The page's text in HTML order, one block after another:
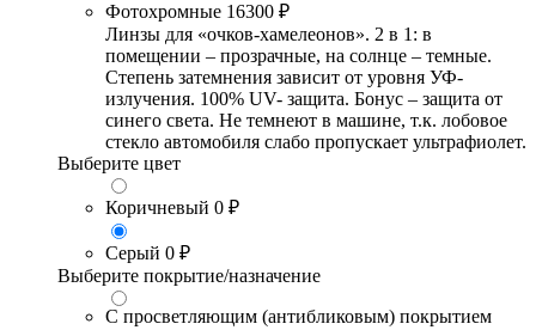
Фотохромные 16300 ₽
Линзы для «очков-хамелеонов». 2 в 1: в
помещении – прозрачные, на солнце – темные.
Степень затемнения зависит от уровня УФ-
излучения. 100% UV- защита. Бонус – защита от
синего света. Не темнеют в машине, т.к. лобовое
стекло автомобиля слабо пропускает ультрафиолет.
Выберите цвет
Коричневый 0 ₽
Серый 0 ₽
Выберите покрытие/назначение
С просветляющим (антибликовым) покрытием